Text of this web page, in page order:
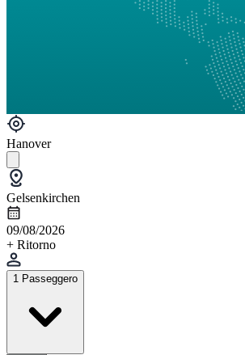
Hanover
Gelsenkirchen
09/08/2026
+ Ritorno
1 Passeggero